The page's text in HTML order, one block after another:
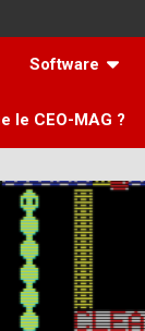
Software
le CEO-MAG ?